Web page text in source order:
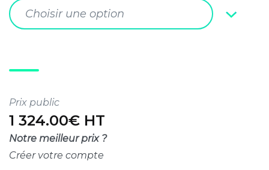
Choisir une option
Prix public
1 324.00€ HT
Notre meilleur prix ?
Créer votre compte